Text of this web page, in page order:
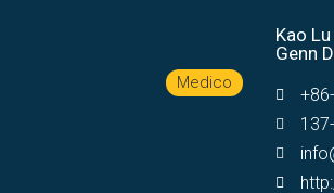
Medico
Kao
Genn